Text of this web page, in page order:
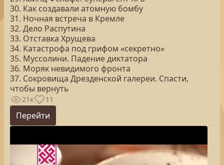
30. Как создавали атомную бомбу
31. Ночная встреча в Кремле
32. Дело Распутина
33. Отставка Хрущева
34. Катастрофа под грифом «секретно»
35. Муссолини. Падение диктатора
36. Моряк невидимого фронта
37. Сокровища Дрезденской галереи. Спасти,
чтобы вернуть
21к 11
Перейти